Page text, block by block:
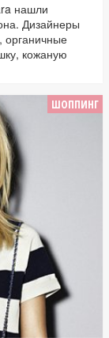
нашли
Дизайнеры
органичные
кожаную
ШОППИНГ